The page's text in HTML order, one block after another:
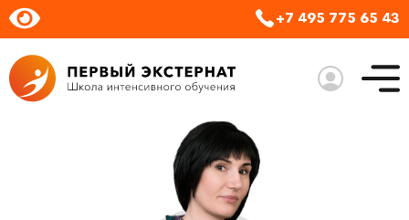
+7 495 775 65 43